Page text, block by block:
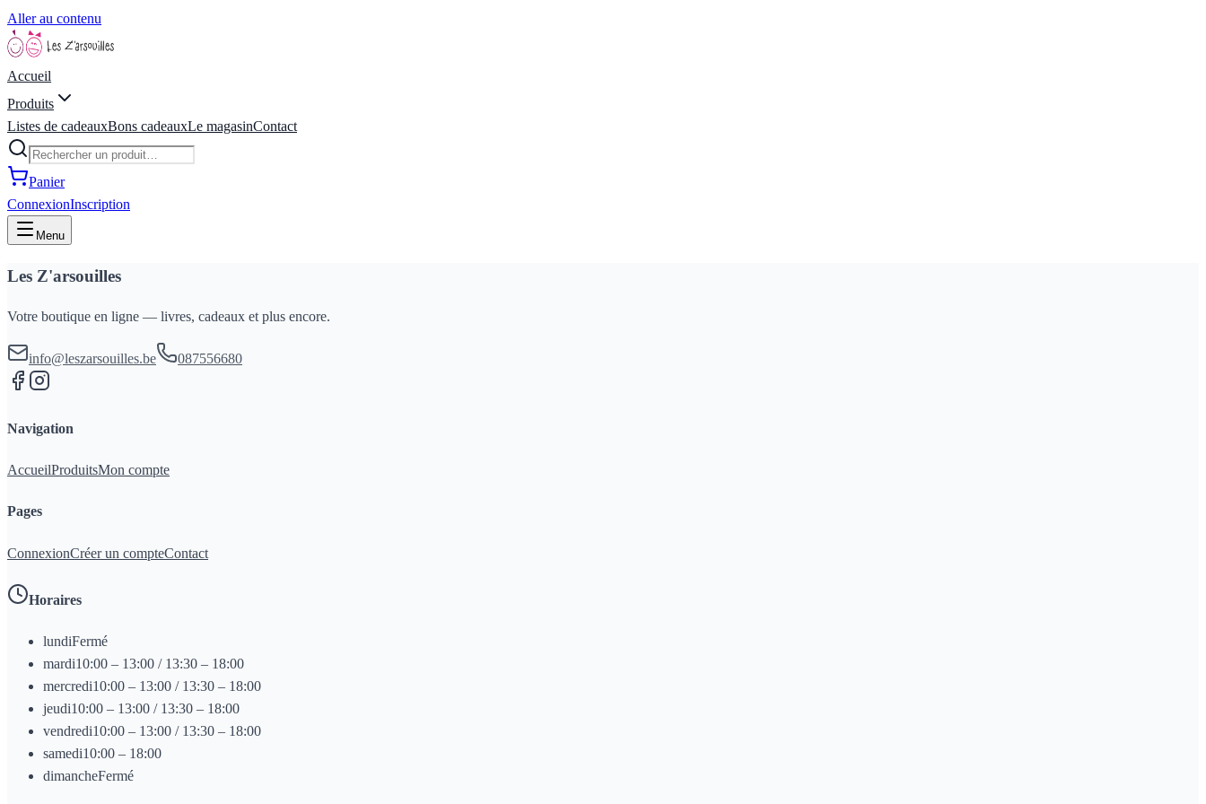
Aller au contenu
Accueil
Produits
Listes de cadeauxBons cadeauxLe magasinContact
Panier
ConnexionInscription
Menu
Les Z'arsouilles
Votre boutique en ligne — livres, cadeaux et plus encore.
info@leszarsouilles.be 087556680
Navigation
AccueilProduitsMon compte
Pages
ConnexionCréer un compteContact
Horaires
lundiFermé
mardi10:00 – 13:00 / 13:30 – 18:00
mercredi10:00 – 13:00 / 13:30 – 18:00
jeudi10:00 – 13:00 / 13:30 – 18:00
vendredi10:00 – 13:00 / 13:30 – 18:00
samedi10:00 – 18:00
dimancheFermé